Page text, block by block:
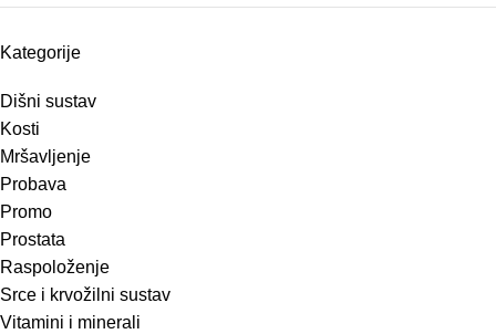
Kategorije
Dišni sustav
Kosti
Mršavljenje
Probava
Promo
Prostata
Raspoloženje
Srce i krvožilni sustav
Vitamini i minerali